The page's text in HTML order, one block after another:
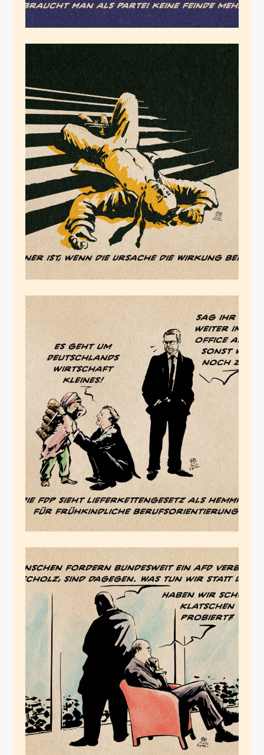
Profi@Work
Februar 13, 2024
Home-Office-Kinder
Februar 2, 2024
Symbolpolitik
Januar 19, 2024